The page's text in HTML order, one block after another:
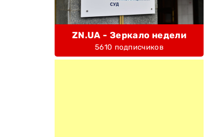
ZN.UA - Зеркало недели
5610 подписчиков